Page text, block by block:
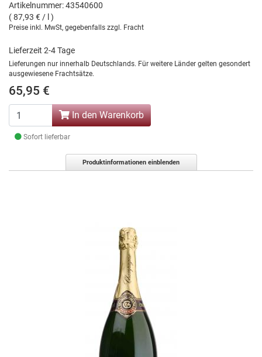
Artikelnummer: 43540600
( 87,93 € / l )
Preise inkl. MwSt, gegebenfalls zzgl. Fracht
Lieferzeit 2-4 Tage
Lieferungen nur innerhalb Deutschlands. Für weitere Länder gelten gesondert
ausgewiesene Frachtsätze.
65,95 €
In den Warenkorb
Sofort lieferbar
Produktinformationen einblenden